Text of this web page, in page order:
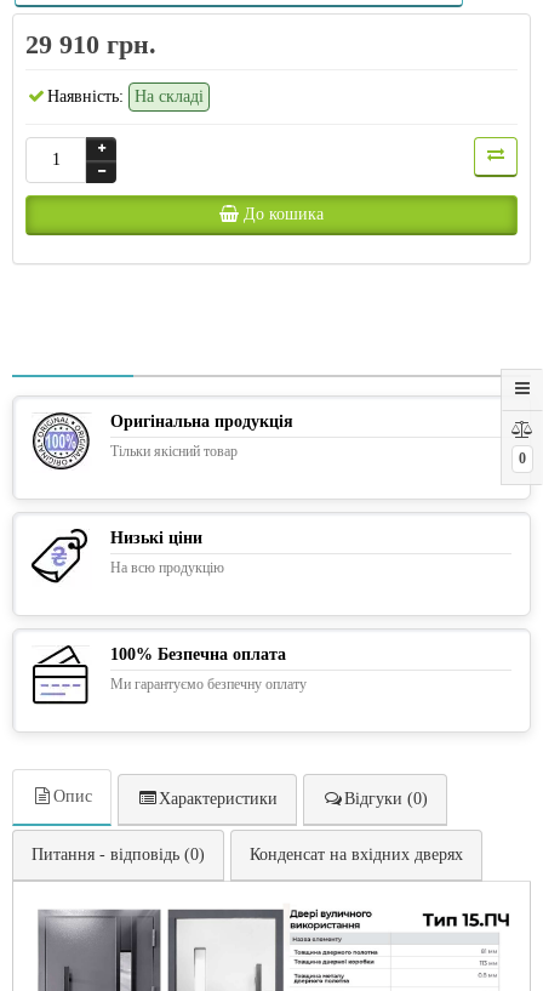
0
29 910 грн.
Наявність: На складі
До кошика
Оригінальна продукція
Тільки якісний товар
Низькі ціни
На всю продукцію
100% Безпечна оплата
Ми гарантуємо безпечну оплату
Опис Характеристики Відгуки (0)
Питання - відповідь (0) Конденсат на вхідних дверях